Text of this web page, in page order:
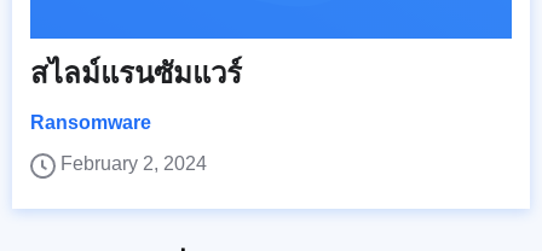
สไลม์แรนซัมแวร์
Ransomware
February 2, 2024